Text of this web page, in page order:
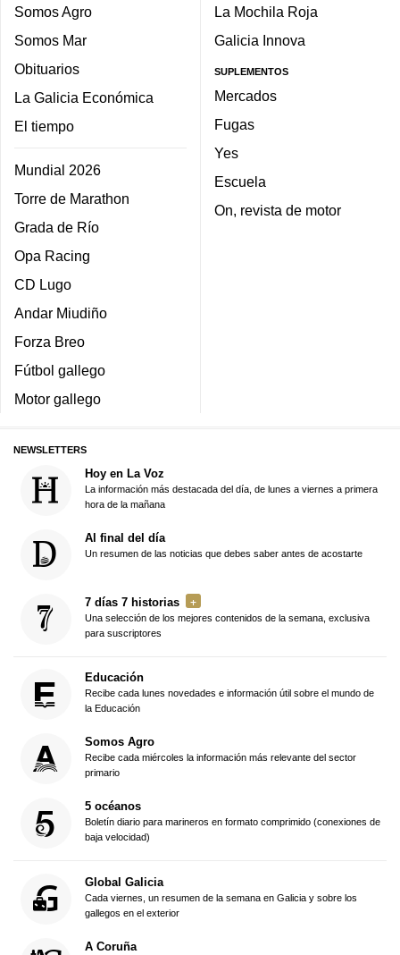
Somos Agro
Somos Mar
Obituarios
La Galicia Económica
El tiempo
Mundial 2026
Torre de Marathon
Grada de Río
Opa Racing
CD Lugo
Andar Miudiño
Forza Breo
Fútbol gallego
Motor gallego
La Mochila Roja
Galicia Innova
SUPLEMENTOS
Mercados
Fugas
Yes
Escuela
On, revista de motor
NEWSLETTERS
Hoy en La Voz
La información más destacada del día, de lunes a viernes a primera
hora de la mañana
Al final del día
Un resumen de las noticias que debes saber antes de acostarte
7 días 7 historias
Una selección de los mejores contenidos de la semana, exclusiva
para suscriptores
Educación
Recibe cada lunes novedades e información útil sobre el mundo de
la Educación
Somos Agro
Recibe cada miércoles la información más relevante del sector
primario
5 océanos
Boletín diario para marineros en formato comprimido (conexiones de
baja velocidad)
Global Galicia
Cada viernes, un resumen de la semana en Galicia y sobre los
gallegos en el exterior
A Coruña